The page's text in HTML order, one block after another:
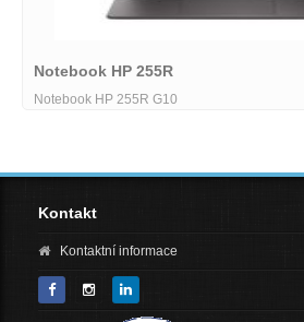
12931,-
Kontakt
Kontaktní informace